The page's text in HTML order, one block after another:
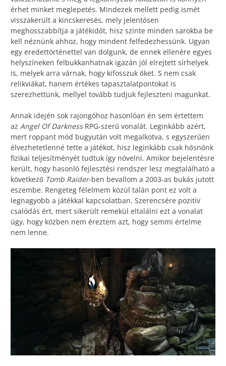
érhet minket meglepetés. Mindezek mellett pedig ismét
visszakerült a kincskeresés, mely jelentősen
meghosszabbítja a játékidőt, hisz szinte minden sarokba be
kell néznünk ahhoz, hogy mindent felfedezhessünk. Ugyan
egy eredettörténettel van dolgunk, de ennek ellenére egyes
helyszíneken felbukkanhatnak igazán jól elrejtett sírhelyek
is, melyek arra várnak, hogy kifosszuk őket. S nem csak
relikviákat, hanem értékes tapasztalatpontokat is
szerezhettünk, mellyel tovább tudjuk fejleszteni magunkat.
Annak idején sok rajongóhoz hasonlóan én sem értettem
az Angel Of DarknessRPG-szerű vonalát. Leginkább azért,
mert roppant mód bugyután volt megalkotva, s egyszerűen
élvezhetetlenné tette a játékot, hisz leginkább csak hősnőnk
fizikai teljesítményét tudtuk így növelni. Amikor bejelentésre
került, hogy hasonló fejlesztési rendszer lesz megtalálható a
következő Tomb Raider-ben bevallom a 2003-as bukás jutott
eszembe. Rengeteg félelmem közül talán pont ez volt a
legnagyobb a játékkal kapcsolatban. Szerencsére pozitív
csalódás ért, mert sikerült remekül eltalálni ezt a vonalat
úgy, hogy közben nem éreztem azt, hogy semmi értelme
nem lenne.